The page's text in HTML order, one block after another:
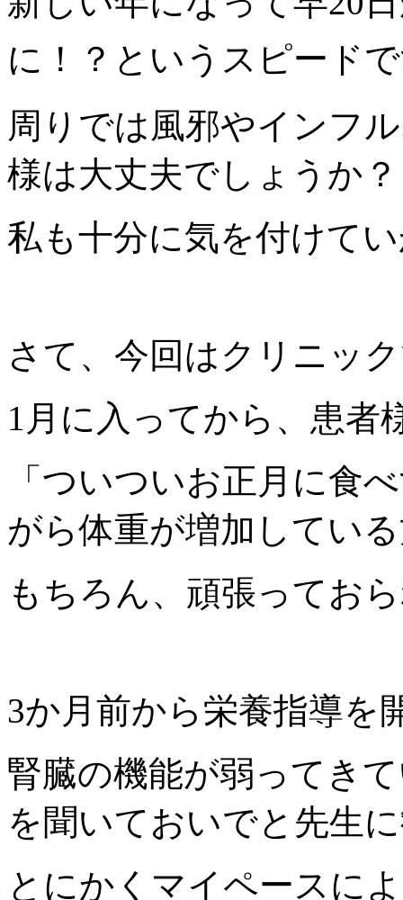
に！？というスピード
周りでは風邪やインフ
様は大丈夫でしょうか？
私も十分に気を付けて
さて、今回はクリニッ
1月に入ってから、患者
「ついついお正月に食
がら体重が増加してい
もちろん、頑張ってお
3か月前から栄養指導を
腎臓の機能が弱ってき
を聞いておいでと先生
とにかくマイペースに